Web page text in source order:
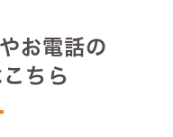
お電話の
ちら